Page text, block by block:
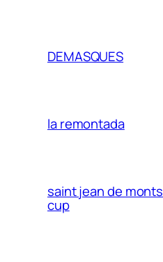
DEMASQUES
la remontada
saint jean de monts
cup